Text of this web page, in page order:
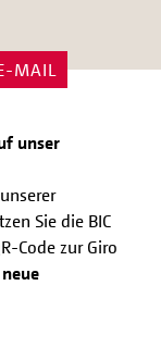
MAIL
unser
Sie die BIC
Code zur Giro